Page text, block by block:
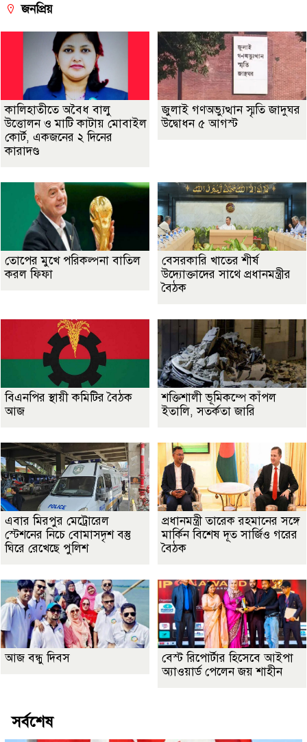
জনপ্রিয়
কালিহাতীতে অবৈধ বালু
উত্তোলন ও মাটি কাটায় মোবাইল
কোর্ট, একজনের ২ দিনের
কারাদণ্ড
জুলাই গণঅভ্যুত্থান স্মৃতি জাদুঘর
উদ্বোধন ৫ আগস্ট
তোপের মুখে পরিকল্পনা বাতিল
করল ফিফা
বেসরকারি খাতের শীর্ষ
উদ্যোক্তাদের সাথে প্রধানমন্ত্রীর
বৈঠক
বিএনপির স্থায়ী কমিটির বৈঠক
আজ
শক্তিশালী ভূমিকম্পে কাঁপল
ইতালি, সতর্কতা জারি
এবার মিরপুর মেট্রোরেল
স্টেশনের নিচে বোমাসদৃশ বস্তু
ঘিরে রেখেছে পুলিশ
প্রধানমন্ত্রী তারেক রহমানের সঙ্গে
মার্কিন বিশেষ দূত সার্জিও গরের
বৈঠক
আজ বন্ধু দিবস
বেস্ট রিপোর্টার হিসেবে আইপা
অ্যাওয়ার্ড পেলেন জয় শাহীন
সর্বশেষ